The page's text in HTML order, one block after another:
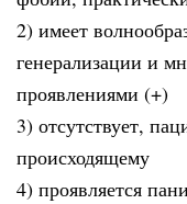
2) имеет
генерализации и
проявлениями (+)
3) отсутствует,
происходящему
4) проявляется